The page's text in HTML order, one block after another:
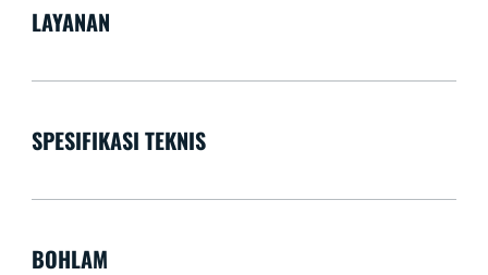
LAYANAN
SPESIFIKASI TEKNIS
BOHLAM